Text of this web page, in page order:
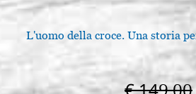
Pinceau Stradivarius Rond Pointe
Pinceau Stradivarius Rond Pointe
L'uomo della croce. Una storia